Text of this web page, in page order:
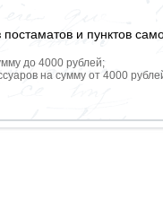
и пунктов
до 4000 рублей;
на сумму от 4000